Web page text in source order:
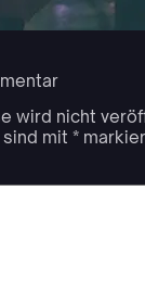
wird nicht
mit *